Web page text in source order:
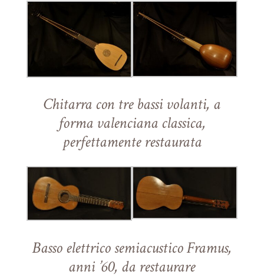
Chitarra con tre bassi volanti, a
forma valenciana classica,
perfettamente restaurata
Basso elettrico semiacustico Framus,
anni ’60, da restaurare